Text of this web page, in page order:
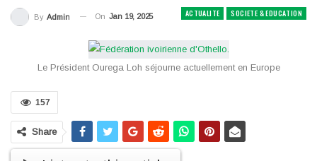
ACTUALITE SOCIETE & EDUCATION
By Admin On Jan 19, 2025
Le Président Ourega Loh séjourne actuellement en Europe
157
Share